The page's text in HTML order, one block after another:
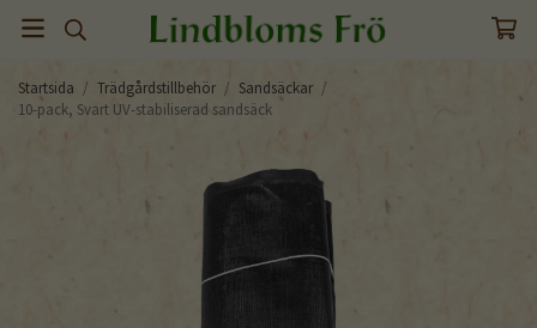
Startsida / Trädgårdstillbehör / Sandsäckar /
10-pack, Svart UV-stabiliserad sandsäck